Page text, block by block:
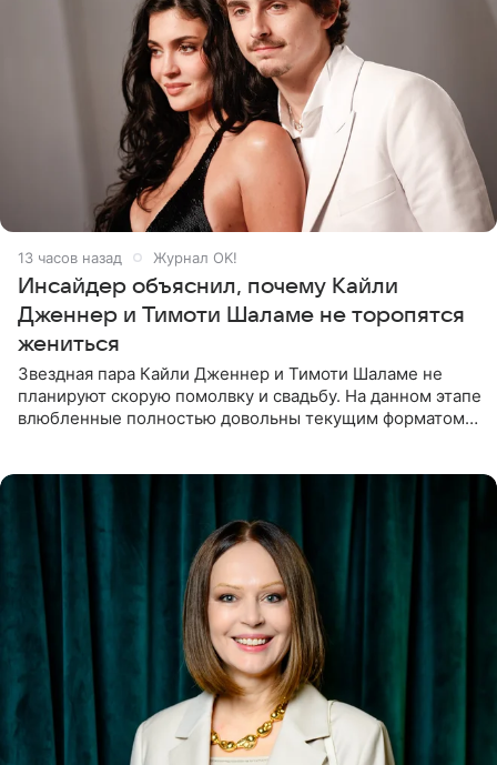
13 часов назад Журнал OK!
Инсайдер объяснил, почему Кайли
Дженнер и Тимоти Шаламе не торопятся
жениться
Звездная пара Кайли Дженнер и Тимоти Шаламе не
планируют скорую помолвку и свадьбу. На данном этапе
влюбленные полностью довольны текущим форматом